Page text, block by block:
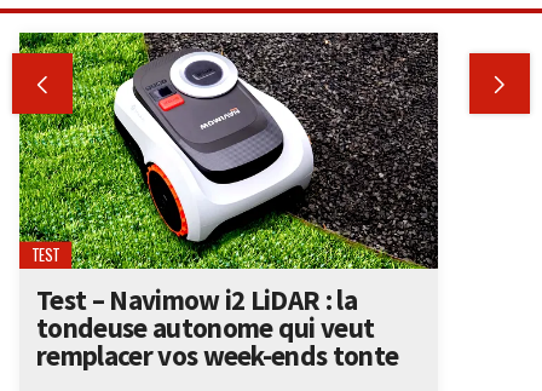
 
TEST
Test – Navimow i2 LiDAR : la
tondeuse autonome qui veut
remplacer vos week-ends tonte